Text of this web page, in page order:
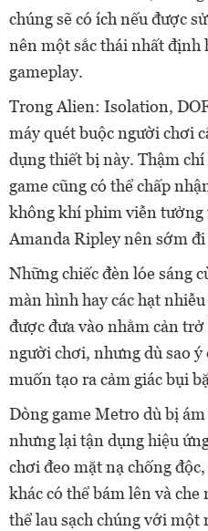
chúng sẽ có ích nếu được
nên một sắc thái nhất định
gameplay.
Trong Alien: Isolation,
máy quét buộc người chơi
dụng thiết bị này. Thậm chí
game cũng có thể chấp
không khí phim viễn tưởng
Amanda Ripley nên sớm
Những chiếc đèn lóe sáng
màn hình hay các hạt
được đưa vào nhằm cản
người chơi, nhưng dù sao ý
muốn tạo ra cảm giác bụi
Dòng game Metro dù bị
nhưng lại tận dụng hiệu
chơi đeo mặt nạ chống
khác có thể bám lên và
thể lau sạch chúng với